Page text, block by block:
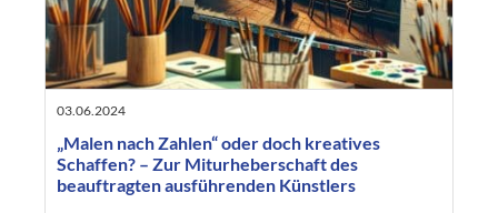
03.06.2024
„Malen nach Zahlen“ oder doch kreatives
Schaffen? – Zur Miturheberschaft des
beauftragten ausführenden Künstlers